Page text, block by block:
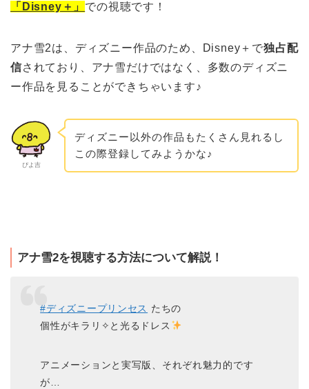
「Disney＋」 での視聴です！
アナ雪2は、ディズニー作品のため、Disney＋で独占配
信されており、アナ雪だけではなく、多数のディズニ
ー作品を見ることができちゃいます♪
ぴよ吉
ディズニー以外の作品もたくさん見れるし
この際登録してみようかな♪
アナ雪2を視聴する方法について解説！
#ディズニープリンセス たちの
個性がキラリ✧と光るドレス
アニメーションと実写版、それぞれ魅力的です
が…